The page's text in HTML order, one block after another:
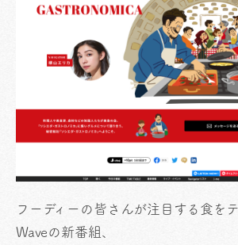
フーディーの皆さんが注目する食を
Waveの新番組、